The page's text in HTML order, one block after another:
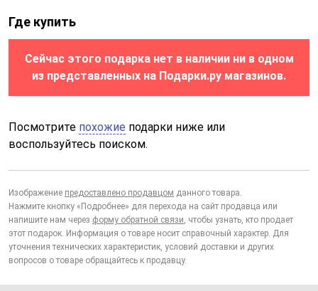
Где купить
Сейчас этого подарка нет в наличии ни в одном
из представленных на Подарки.ру магазинов.
Посмотрите похожие подарки ниже или
воспользуйтесь поиском.
Изображение предоставлено продавцом данного товара.
Нажмите кнопку «Подробнее» для перехода на сайт продавца или
напишите нам через форму обратной связи, чтобы узнать, кто продает
этот подарок. Информация о товаре носит справочный характер. Для
уточнения технических характеристик, условий доставки и других
вопросов о товаре обращайтесь к продавцу.